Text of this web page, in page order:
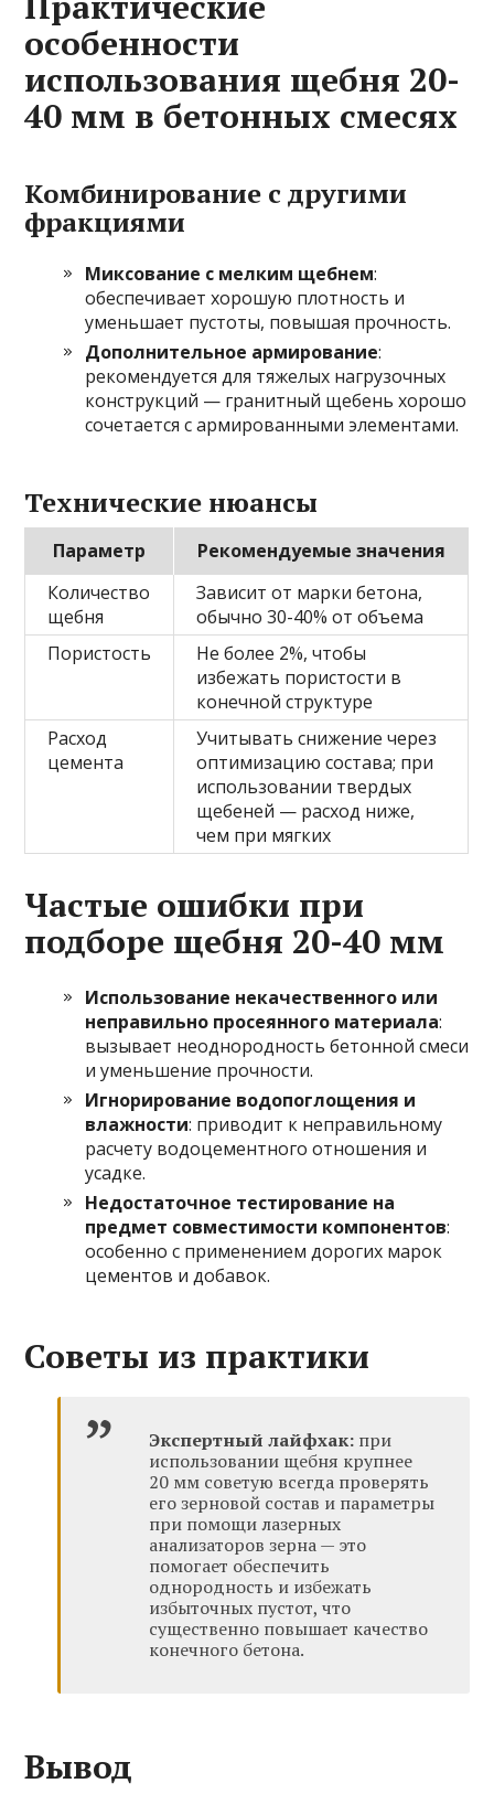
особенности
использования щебня 20-
40 мм в бетонных смесях
Комбинирование с другими
фракциями
Миксование с мелким щебнем:
обеспечивает хорошую плотность и
уменьшает пустоты, повышая прочность.
Дополнительное армирование:
рекомендуется для тяжелых нагрузочных
конструкций — гранитный щебень хорошо
сочетается с армированными элементами.
Технические нюансы
Параметр
Рекомендуемые значения
Количество
щебня
Зависит от марки бетона,
обычно 30-40% от объема
Пористость
Не более 2%, чтобы
избежать пористости в
конечной структуре
Расход
цемента
Учитывать снижение через
оптимизацию состава; при
использовании твердых
щебеней — расход ниже,
чем при мягких
Частые ошибки при
подборе щебня 20-40 мм
Использование некачественного или
неправильно просеянного материала:
вызывает неоднородность бетонной смеси
и уменьшение прочности.
Игнорирование водопоглощения и
влажности: приводит к неправильному
расчету водоцементного отношения и
усадке.
Недостаточное тестирование на
предмет совместимости компонентов:
особенно с применением дорогих марок
цементов и добавок.
Советы из практики
Экспертный лайфхак: при
использовании щебня крупнее
20 мм советую всегда проверять
его зерновой состав и параметры
при помощи лазерных
анализаторов зерна — это
помогает обеспечить
однородность и избежать
избыточных пустот, что
существенно повышает качество
конечного бетона.
Вывод